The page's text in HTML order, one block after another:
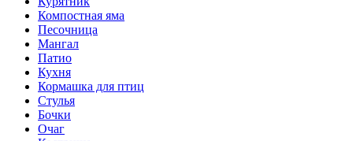
Компостная яма
Песочница
Мангал
Патио
Кухня
Кормашка для птиц
Стулья
Бочки
Очаг